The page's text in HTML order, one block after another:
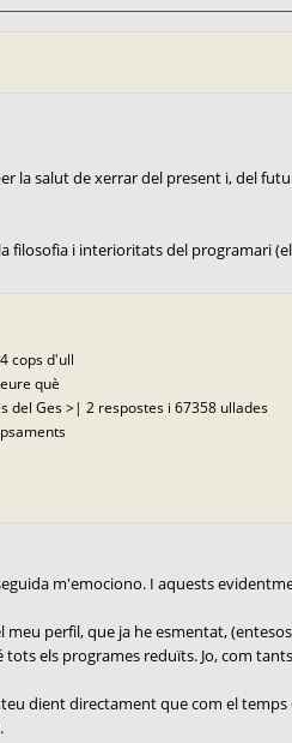
la salut de xerrar del present i, del
filosofia i interioritats del programari
cops d'ull
què
del Ges >| 2 respostes i 67358 ullades
m'emociono. I aquests
meu perfil, que ja he esmentat,
els programes reduïts. Jo, com
dient directament que com el